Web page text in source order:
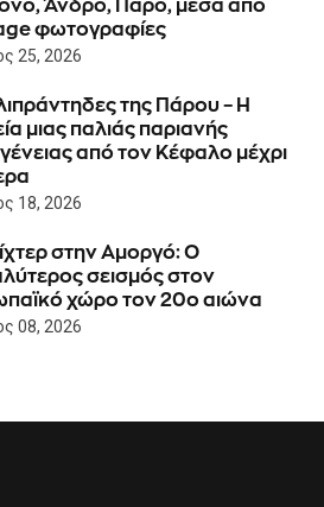
Άνδρο, Πάρο, μέσα από
φωτογραφίες
25, 2026
της Πάρου – Η
μιας παλιάς παριανής
από τον Κέφαλο μέχρι
18, 2026
στην Αμοργό: Ο
σεισμός στον
χώρο τον 20ο αιώνα
08, 2026